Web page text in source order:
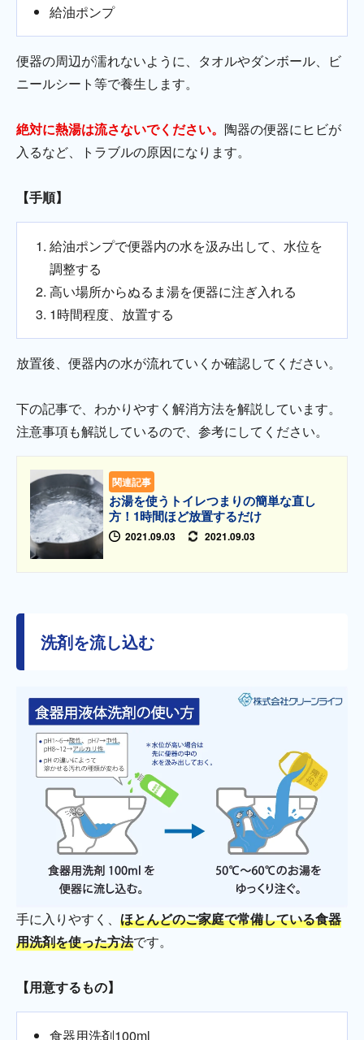
給油ポンプ
便器の周辺が濡れないように、タオルやダンボール、ビ
ニールシート等で養生します。
絶対に熱湯は流さないでください。 陶器の便器にヒビが
入るなど、トラブルの原因になります。
【手順】
給油ポンプで便器内の水を汲み出して、水位を
調整する
高い場所からぬるま湯を便器に注ぎ入れる
1時間程度、放置する
放置後、便器内の水が流れていくか確認してください。
下の記事で、わかりやすく解消方法を解説しています。
注意事項も解説しているので、参考にしてください。
関連記事
お湯を使うトイレつまりの簡単な直し
方！1時間ほど放置するだけ
2021.09.03 2021.09.03
洗剤を流し込む
手に入りやすく、 ほとんどのご家庭で常備している食器
用洗剤を使った方法です。
【用意するもの】
食器用洗剤100ml